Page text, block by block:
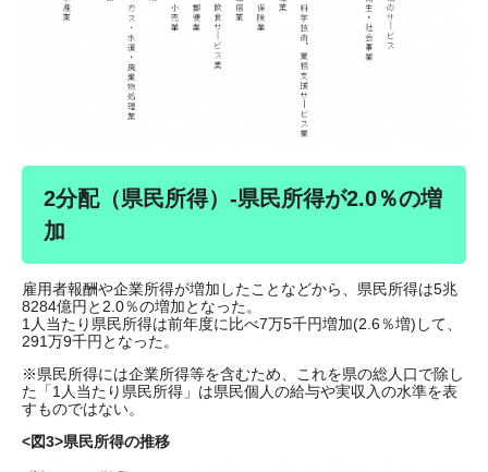
2分配（県民所得）-県民所得が2.0％の増
加
雇用者報酬や企業所得が増加したことなどから、県民所得は5兆
8284億円と2.0％の増加となった。
1人当たり県民所得は前年度に比べ7万5千円増加(2.6％増)して、
291万9千円となった。
※県民所得には企業所得等を含むため、これを県の総人口で除し
た「1人当たり県民所得」は県民個人の給与や実収入の水準を表
すものではない。
<図3>県民所得の推移